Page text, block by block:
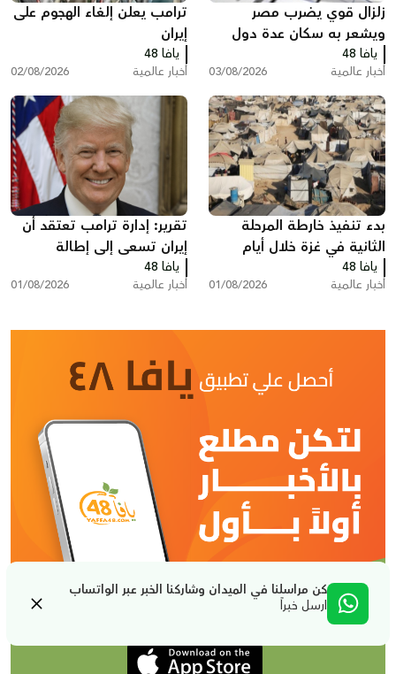
كن مراسلنا في الميدان وشاركنا الخبر عبر الواتساب
ارسل خبراً
زلزال قوي يضرب مصر
ويشعر به سكان عدة دول
يافا 48
أخبار عالمية 03/08/2026
ترامب يعلن إلغاء الهجوم على
إيران
يافا 48
أخبار عالمية 02/08/2026
بدء تنفيذ خارطة المرحلة
الثانية في غزة خلال أيام
يافا 48
أخبار عالمية 01/08/2026
تقرير: إدارة ترامب تعتقد أن
إيران تسعى إلى إطالة
المفاوضات ودول خليجية
تدعو إلى تصعيد أمريكي
يافا 48
أخبار عالمية 01/08/2026